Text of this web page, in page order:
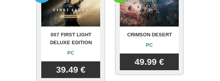
007 FIRST LIGHT
DELUXE EDITION
PC
39.49 €
CRIMSON DESERT
PC
49.99 €